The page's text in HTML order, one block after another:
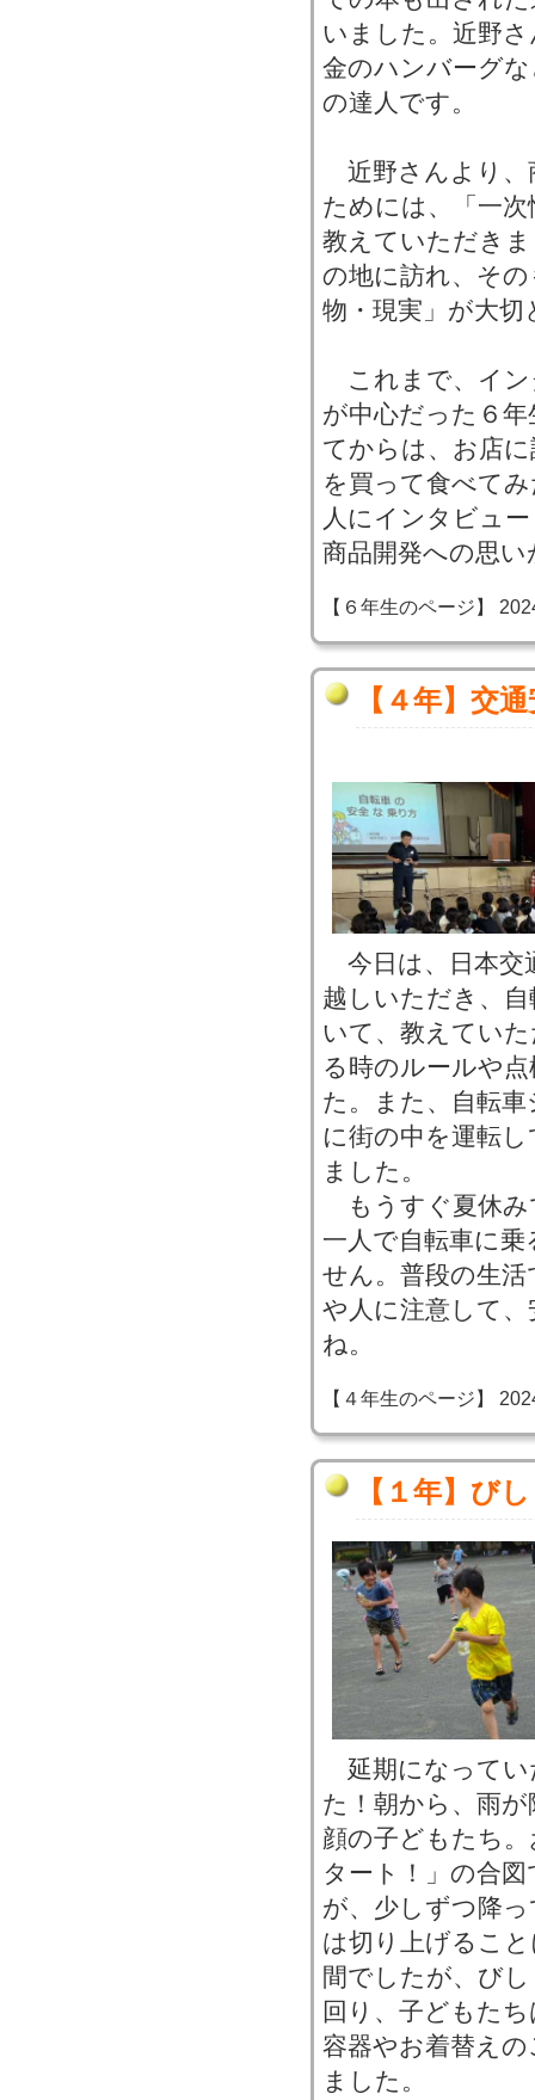
いました。近野
金のハンバーグ
の達人です。
近野さんより、
ためには、「一
教えていただき
の地に訪れ、そ
物・現実」が大
これまで、イン
が中心だった６
てからは、お店
を買って食べて
人にインタビュ
商品開発への思
【６年生のページ】
【４年】交
今日は、日本交
越しいただき、
いて、教えてい
る時のルールや
た。また、自転
に街の中を運転
ました。
もうすぐ夏休み
一人で自転車に
せん。普段の生
や人に注意して
ね。
【４年生のページ】
【１年】び
延期になってい
た！朝から、雨
顔の子どもたち
タート！」の合
が、少しずつ降
は切り上げるこ
間でしたが、び
回り、子どもた
容器やお着替え
ました。